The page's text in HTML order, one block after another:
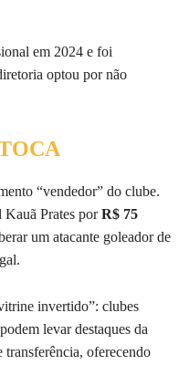
em 2024 e foi
optou por não
“vendedor” do clube.
Kauã Prates porR$ 75
um atacante goleador de
invertido”: clubes
levar destaques da
transferência, oferecendo